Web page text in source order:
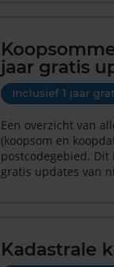
jaar gratis
Inclusief 1 jaar
Een overzicht van
(koopsom en
postcodegebied.
gratis updates van
Kadastrale